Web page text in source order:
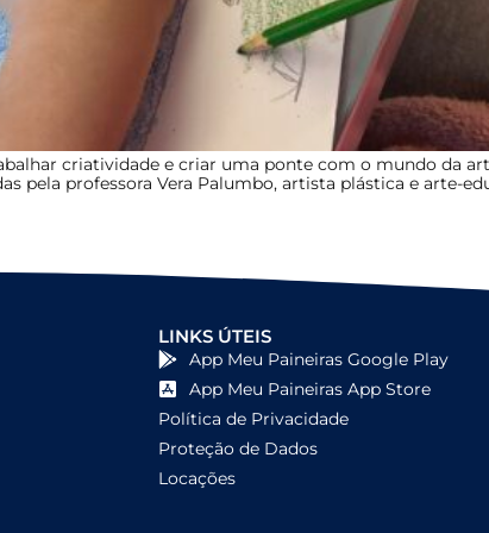
criatividade e criar uma ponte com o mundo da
pela professora Vera Palumbo, artista plástica e arte-
LINKS ÚTEIS
App Meu Paineiras Google Play
App Meu Paineiras App Store
Política de Privacidade
Proteção de Dados
Locações